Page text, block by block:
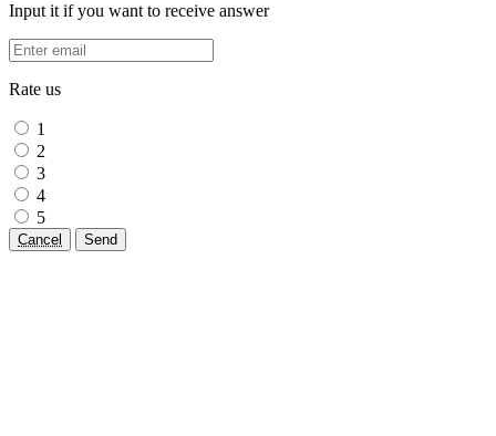
Input it if you want to receive answer
Rate us
1
2
3
4
5
Cancel Send